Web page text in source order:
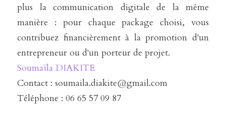
plus la communication digitale de la même
manière : pour chaque package choisi, vous
contribuez financièrement à la promotion d'un
entrepreneur ou d'un porteur de projet.
Soumaïla DIAKITE
Contact : soumaila.diakite@gmail.com
Téléphone : 06 65 57 09 87